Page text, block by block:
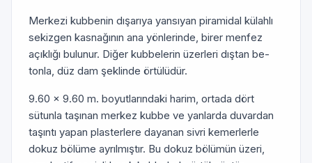
Merkezi kubbenin dışarıya yansıyan piramidal kü­lahlı
sekizgen kasnağının ana yönlerinde, birer menfez
açıklığı bulunur. Diğer kubbelerin üzerleri dıştan be­
tonla, düz dam şeklinde örtülüdür.
9.60 x 9.60 m. boyutlarındaki harim, ortada dört
sütunla taşınan merkez kubbe ve yanlarda duvardan
taşıntı yapan plasterlere dayanan sivri kemerlerle
dokuz bölüme ayrılmıştır. Bu dokuz bölümün üzeri,